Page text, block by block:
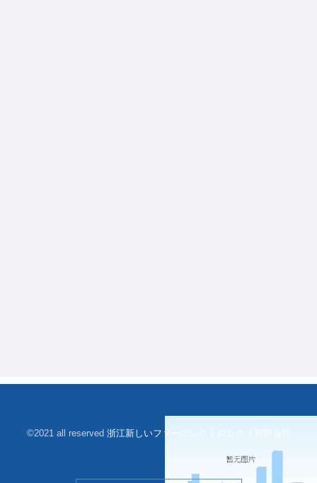
©2021 all reserved 浙江新しいファーエレクトロニクス有限会社